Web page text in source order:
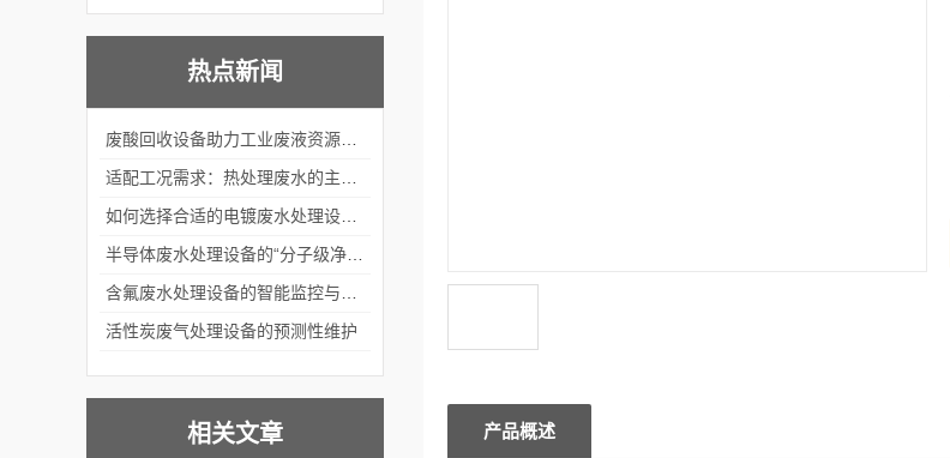
热点新闻
活性炭废气处理设备的预测性维护
相关文章 产品概述